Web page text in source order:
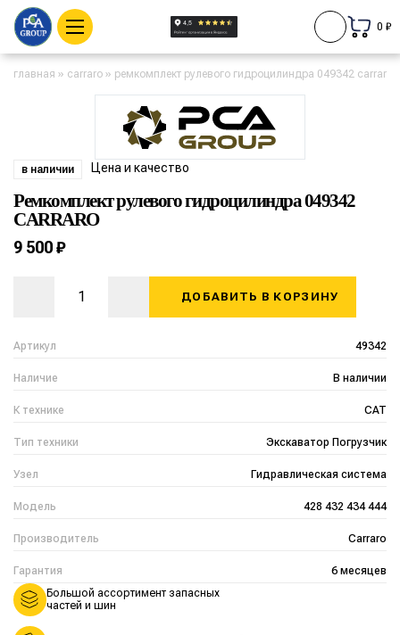
0 ₽
главная » carraro » ремкомплект рулевого гидроцилиндра 049342 carraro
в наличии Цена и качество
Ремкомплект рулевого гидроцилиндра 049342
CARRARO
Артикул 49342
Наличие В наличии
К технике CAT
Тип техники Экскаватор Погрузчик
Узел Гидравлическая система
Модель 428 432 434 444
Производитель Carraro
Гарантия 6 месяцев
9 500 ₽
ДОБАВИТЬ В КОРЗИНУ
Большой ассортимент запасных
частей и шин